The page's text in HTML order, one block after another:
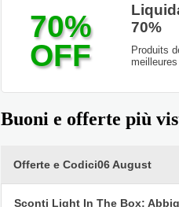
70%
OFF
70%
Produits
Buoni e offerte più
Offerte e Codici06 August
Sconti Light In The Box: